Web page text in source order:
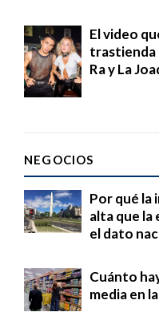
El video
trastienda
Ra y La
NEGOCIOS
Por qué la
alta que la
el dato
Cuánto
media en